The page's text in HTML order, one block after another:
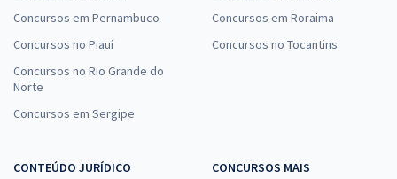
Concursos em Pernambuco
Concursos no Piauí
Concursos no Rio Grande do
Norte
Concursos em Sergipe
Concursos em Roraima
Concursos no Tocantins
CONTEÚDO JURÍDICO
CONCURSOS MAIS